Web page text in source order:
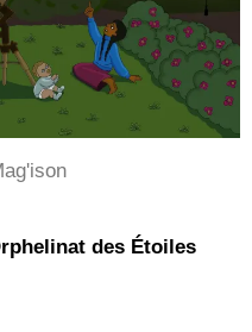
des Étoiles